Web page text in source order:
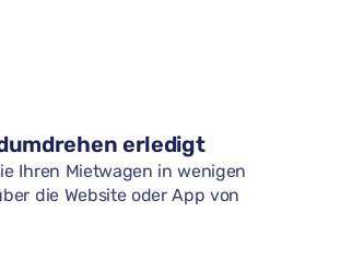
erledigt
Ihren Mietwagen in wenigen
die Website oder App von